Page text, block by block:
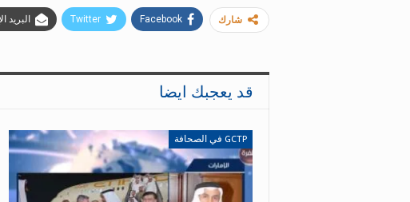
شارك Facebook
Twitter البريد
قد يعجبك ايضا
GCTP في الصحافة